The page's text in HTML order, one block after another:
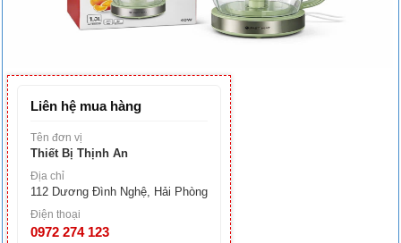
Liên hệ mua hàng
Tên đơn vị
Thiết Bị Thịnh An
Địa chỉ
112 Dương Đình Nghệ, Hải Phòng
Điện thoại
0972 274 123